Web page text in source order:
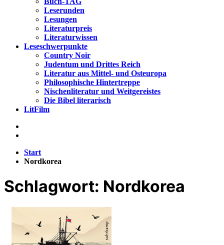
Leserunden
Lesungen
Literaturpreis
Literaturwissen
Leseschwerpunkte
Country Noir
Judentum und Drittes Reich
Literatur aus Mittel- und Osteuropa
Philosophische Hintertreppe
Nischenliteratur und Weitgereistes
Die Bibel literarisch
LitFilm
Start
Nordkorea
Schlagwort: Nordkorea